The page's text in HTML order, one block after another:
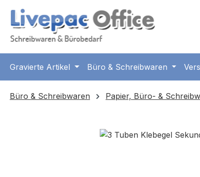
Hauptinhalt springen
Zur Suche springen
Zur Hauptnavigation springen
Gravierte Artikel Büro & Schreibwaren
Büro & Schreibwaren Papier, Büro- &
Bildergalerie überspringen